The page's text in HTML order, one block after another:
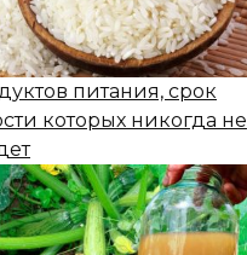
питания, срок
которых никогда не